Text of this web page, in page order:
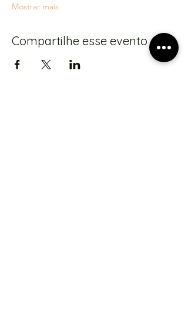
Mostrar mais
Compartilhe esse evento